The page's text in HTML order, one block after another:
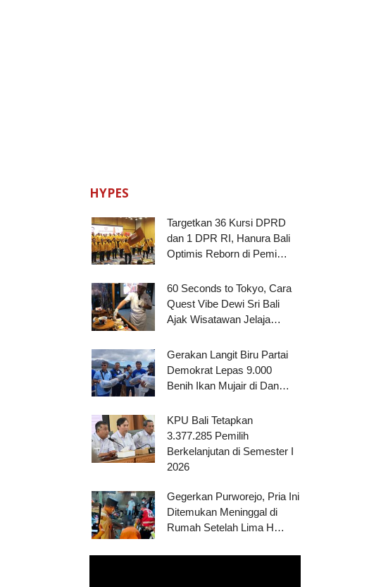
HYPES
Targetkan 36 Kursi DPRD
dan 1 DPR RI, Hanura Bali
Optimis Reborn di Pemi…
60 Seconds to Tokyo, Cara
Quest Vibe Dewi Sri Bali
Ajak Wisatawan Jelaja…
Gerakan Langit Biru Partai
Demokrat Lepas 9.000
Benih Ikan Mujair di Dan…
KPU Bali Tetapkan
3.377.285 Pemilih
Berkelanjutan di Semester I
2026
Gegerkan Purworejo, Pria Ini
Ditemukan Meninggal di
Rumah Setelah Lima H…